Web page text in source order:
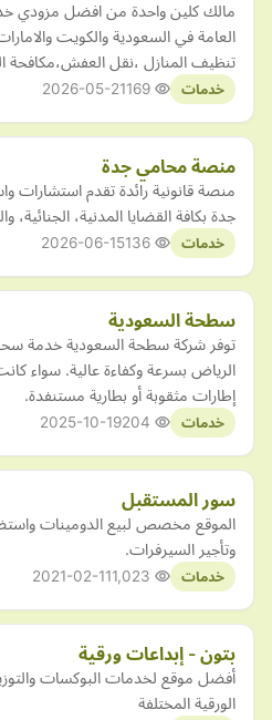
مالك كلين واحدة من افضل مزودي
العامة في السعودية والكويت
تنظيف المنازل ،نقل العفش،مكافحة
خدمات 2026-05-21
منصة محامي جدة
منصة قانونية رائدة تقدم استشارات
جدة بكافة القضايا المدنية، الجنائية،
خدمات 2026-06-15
سطحة السعودية
توفر شركة سطحة السعودية خدمة
الرياض بسرعة وكفاءة عالية. سواء
إطارات مثقوبة أو بطارية مستنفدة.
خدمات 2025-10-19
سور المستقبل
الموقع مخصص لبيع الدومينات
وتأجير السيرفرات.
خدمات 2021-02-11
بتون - إبداعات ورقية
أفضل موقع لخدمات البوكسات
الورقية المختلفة